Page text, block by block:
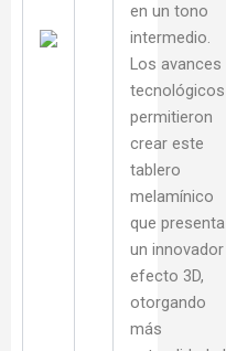
en un tono
intermedio.
Los avances
tecnológicos
permitieron
crear este
tablero
melamínico
que presenta
un innovador
efecto 3D,
otorgando
más